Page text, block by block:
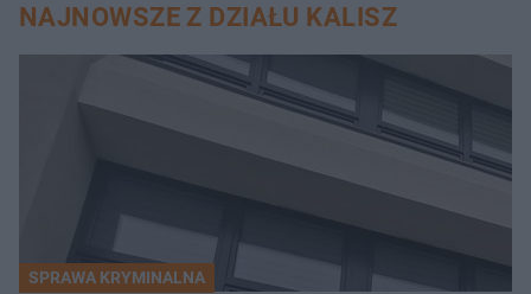
NAJNOWSZE Z DZIAŁU KALISZ
SPRAWA KRYMINALNA